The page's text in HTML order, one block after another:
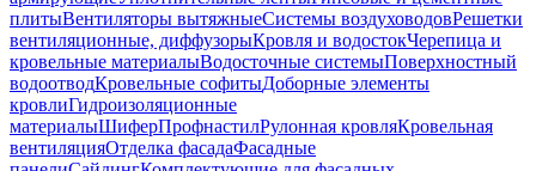
плитыВентиляторы вытяжныеСистемы воздуховодовРешетки
вентиляционные, диффузорыКровля и водостокЧерепица и
кровельные материалыВодосточные системыПоверхностный
водоотводКровельные софитыДоборные элементы
кровлиГидроизоляционные
материалыШиферПрофнастилРулонная кровляКровельная
вентиляцияОтделка фасадаФасадные